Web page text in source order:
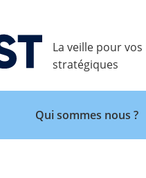
La veille pour
stratégiques
Retour
Qui sommes nous ?